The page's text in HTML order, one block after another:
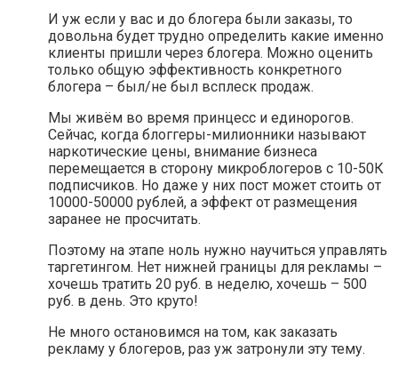
И уж если у вас и до блогера были заказы, то
довольна будет трудно определить какие именно
клиенты пришли через блогера. Можно оценить
только общую эффективность конкретного
блогера – был/не был всплеск продаж.
Мы живём во время принцесс и единорогов.
Сейчас, когда блоггеры-милионники называют
наркотические цены, внимание бизнеса
перемещается в сторону микроблогеров с 10-50К
подписчиков. Но даже у них пост может стоить от
10000-50000 рублей, а эффект от размещения
заранее не просчитать.
Поэтому на этапе ноль нужно научиться управлять
таргетингом. Нет нижней границы для рекламы –
хочешь тратить 20 руб. в неделю, хочешь – 500
руб. в день. Это круто!
Не много остановимся на том, как заказать
рекламу у блогеров, раз уж затронули эту тему.